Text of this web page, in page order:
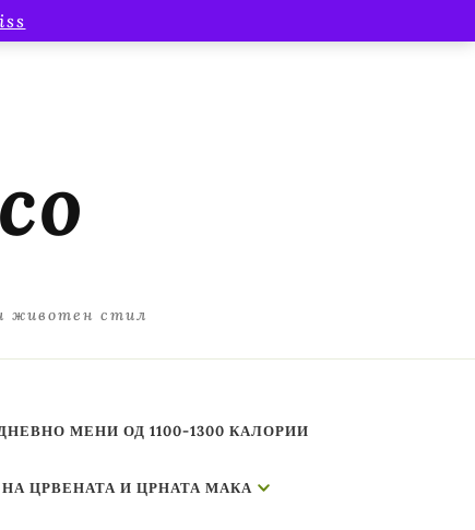
животен стил
МЕНИ ОД 1100-1300 КАЛОРИИ
ЦРВЕНАТА И ЦРНАТА МАКА